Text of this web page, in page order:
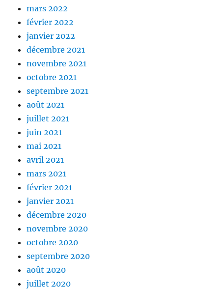
mars 2022
février 2022
janvier 2022
décembre 2021
novembre 2021
octobre 2021
septembre 2021
août 2021
juillet 2021
juin 2021
mai 2021
avril 2021
mars 2021
février 2021
janvier 2021
décembre 2020
novembre 2020
octobre 2020
septembre 2020
août 2020
juillet 2020